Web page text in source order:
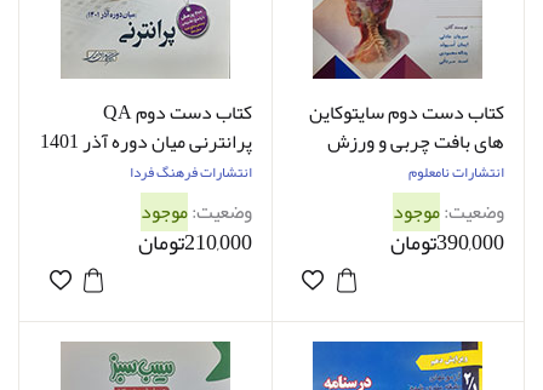
کتاب دست دوم سایتوکاین
های بافت چربی و ورزش
سیروان عادلی - کاملا نو
انتشارات نامعلوم
وضعیت:موجود
390,000تومان
کتاب دست دوم QA
پرانترنی میان دوره آذر 1401
کامران احمدی - کاملا نو
انتشارات فرهنگ فردا
وضعیت:موجود
210,000تومان